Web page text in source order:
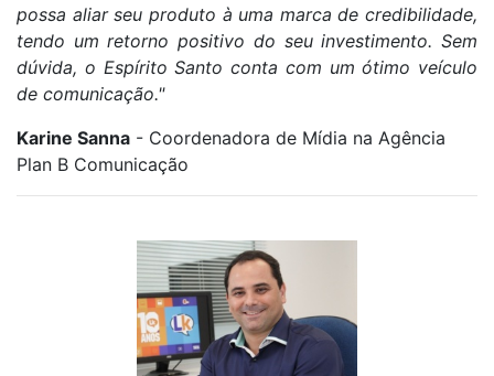
possa aliar seu produto à uma marca de credibilidade,
tendo um retorno positivo do seu investimento. Sem
dúvida, o Espírito Santo conta com um ótimo veículo
de comunicação."
Karine Sanna - Coordenadora de Mídia na Agência
Plan B Comunicação